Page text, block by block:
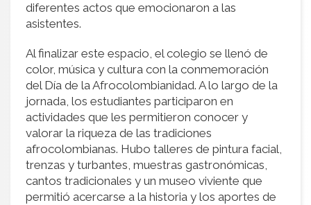
diferentes actos que emocionaron a las
asistentes.
Al finalizar este espacio, el colegio se llenó de
color, música y cultura con la conmemoración
del Día de la Afrocolombianidad. A lo largo de la
jornada, los estudiantes participaron en
actividades que les permitieron conocer y
valorar la riqueza de las tradiciones
afrocolombianas. Hubo talleres de pintura facial,
trenzas y turbantes, muestras gastronómicas,
cantos tradicionales y un museo viviente que
permitió acercarse a la historia y los aportes de